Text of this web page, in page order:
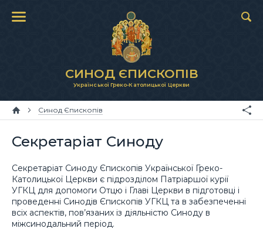
СИНОД ЄПИСКОПІВ
Української Греко-Католицької Церкви
Синод Єпископів
Секретаріат Синоду
Секретаріат Синоду Єпископів Української Греко-
Католицької Церкви є підрозділом Патріаршої курії
УГКЦ для допомоги Отцю і Главі Церкви в підготовці і
проведенні Синодів Єпископів УГКЦ та в забезпеченні
всіх аспектів, пов’язаних із діяльністю Синоду в
міжсинодальний період.